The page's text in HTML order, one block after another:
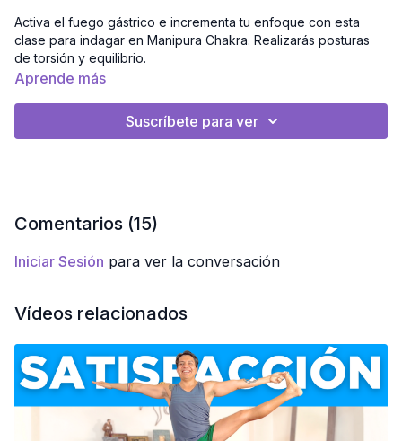
Activa el fuego gástrico e incrementa tu enfoque con esta
clase para indagar en Manipura Chakra. Realizarás posturas
de torsión y equilibrio.
Moderada
Aprende más
Suscríbete para ver
Comentarios (15)
Iniciar Sesión para ver la conversación
Vídeos relacionados